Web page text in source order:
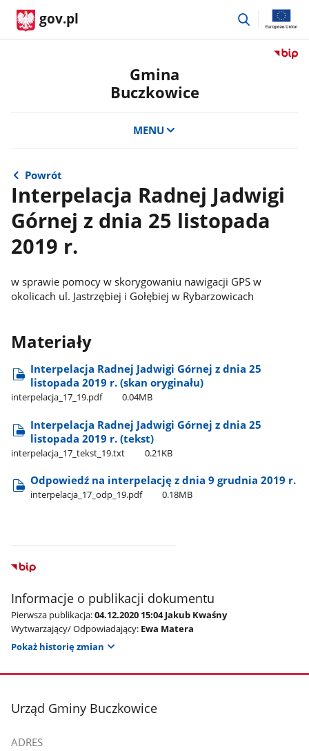
gov.pl
przejdź
Przejdź
Gmina
Buczkowice
MENU
Powrót
Interpelacja Radnej Jadwigi
Górnej z dnia 25 listopada
2019 r.
w sprawie pomocy w skorygowaniu nawigacji GPS w
okolicach ul. Jastrzębiej i Gołębiej w Rybarzowicach
Materiały
Interpelacja Radnej Jadwigi Górnej z dnia 25
listopada 2019 r. (skan oryginału)
interpelacja​_17​_19.pdf 0.04MB
Interpelacja Radnej Jadwigi Górnej z dnia 25
listopada 2019 r. (tekst)
interpelacja​_17​_tekst​_19.txt 0.21KB
Odpowiedź na interpelację z dnia 9 grudnia 2019 r.
interpelacja​_17​_odp​_19.pdf 0.18MB
Informacje o publikacji dokumentu
Pierwsza publikacja:04.12.2020 15:04 Jakub Kwaśny
Wytwarzający/ Odpowiadający: Ewa Matera
Pokaż historię zmian
stopka
Urząd Gminy Buczkowice
ADRES